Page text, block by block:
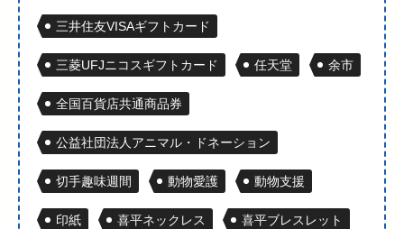
三井住友VISAギフトカード
三菱UFJニコスギフトカード 任天堂 余市
全国百貨店共通商品券
公益社団法人アニマル・ドネーション
切手趣味週間 動物愛護 動物支援
印紙 喜平ネックレス 喜平ブレスレット